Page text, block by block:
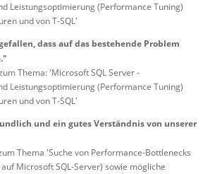
Leistungsoptimierung (Performance Tuning)
und von T-SQL'
dass auf das bestehende Problem
Thema: 'Microsoft SQL Server -
Leistungsoptimierung (Performance Tuning)
und von T-SQL'
und ein gutes Verständnis von unserer
Thema 'Suche von Performance-Bottlenecks
Microsoft SQL-Server) sowie mögliche